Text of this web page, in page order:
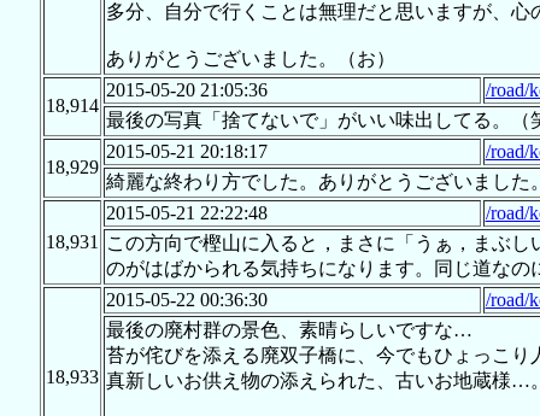
多分、自分で行くことは無理だと思いますが、
ありがとうございました。（お）
18,914
2015-05-20 21:05:36
/road/
最後の写真「捨てないで」がいい味出してる。（
18,929
2015-05-21 20:18:17
/road/
綺麗な終わり方でした。ありがとうございまし
18,931
2015-05-21 22:22:48
/road/
この方向で樫山に入ると，まさに「うぁ，まぶ
のがはばかられる気持ちになります。同じ道なの
18,933
2015-05-22 00:36:30
/road/
最後の廃村群の景色、素晴らしいですな…
苔が侘びを添える廃双子橋に、今でもひょっこり
真新しいお供え物の添えられた、古いお地蔵様…